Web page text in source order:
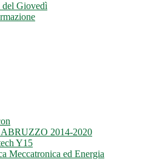
del Giovedì
ABRUZZO 2014-2020
Y15
Meccatronica ed Energia